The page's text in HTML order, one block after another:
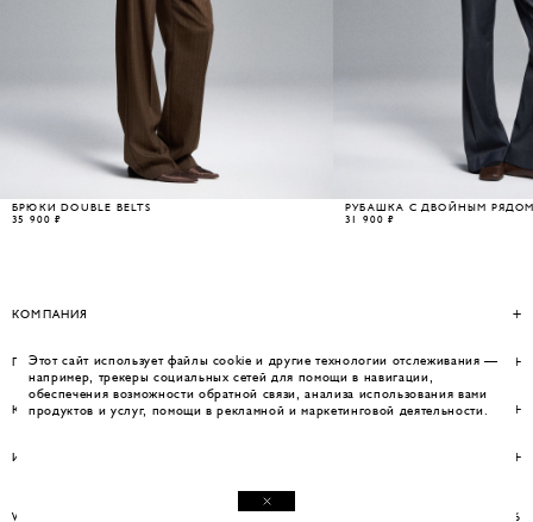
БРЮКИ DOUBLE BELTS
35 900 ₽
РУБАШКА С ДВОЙНЫМ
31 900 ₽
КОМПАНИЯ
ПОМОЩЬ
КОНТАКТЫ
ИНФОРМАЦИЯ
WEBSITE BY UMWELT © WOS 2026
Этот сайт использует файлы cookie и другие технологии отслеживания —
например, трекеры социальных сетей для помощи в навигации,
обеспечения возможности обратной связи, анализа использования вами
продуктов и услуг, помощи в рекламной и маркетинговой деятельности.